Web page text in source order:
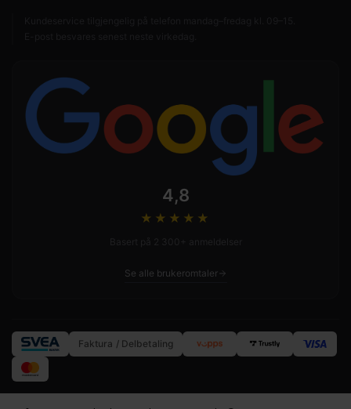
4,8
★★★★ ★
Se alle brukeromtaler
Faktura / Delbetaling